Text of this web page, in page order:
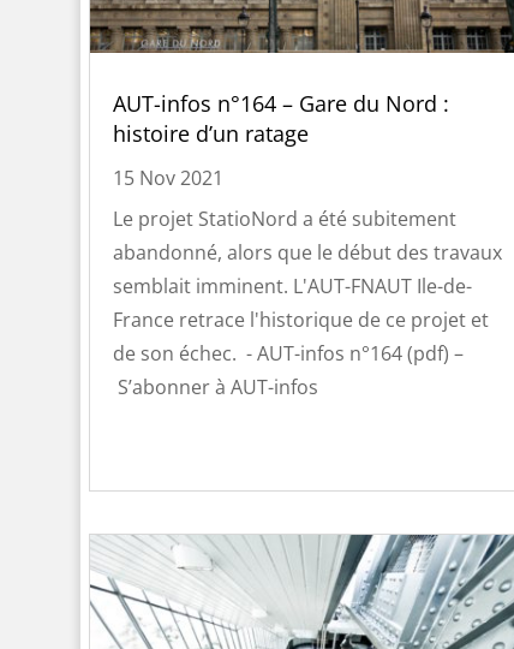
AUT-infos n°164 – Gare du Nord :
histoire d’un ratage
15 Nov 2021
Le projet StatioNord a été subitement
abandonné, alors que le début des travaux
semblait imminent. L'AUT-FNAUT Ile-de-
France retrace l'historique de ce projet et
de son échec. - AUT-infos n°164 (pdf) –
S’abonner à AUT-infos